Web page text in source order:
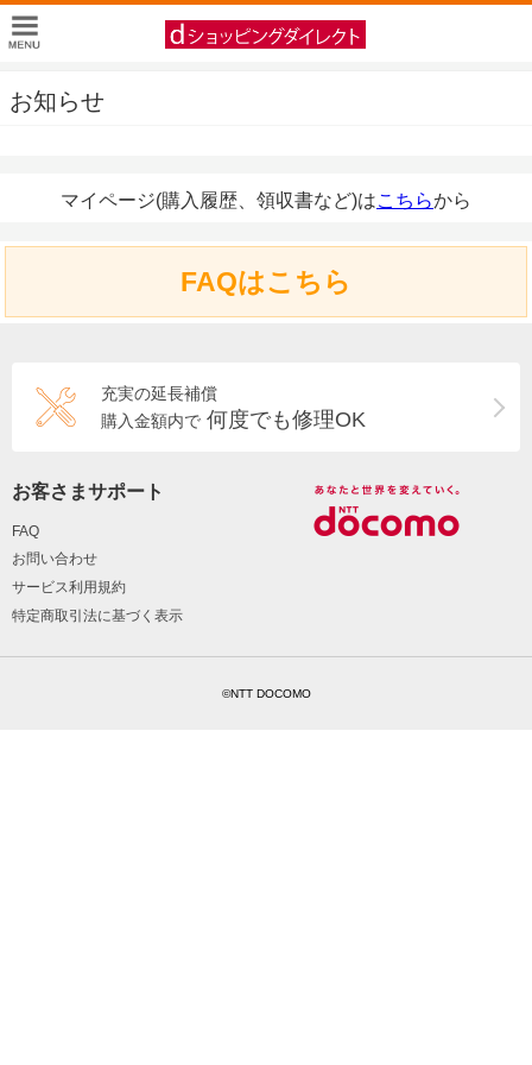
お知らせ
マイページ(購入履歴、領収書など)はこちらから
FAQはこちら
充実の延長補償
購入金額内で 何度でも修理OK
お客さまサポート
FAQ
お問い合わせ
サービス利用規約
特定商取引法に基づく表示
©NTT DOCOMO